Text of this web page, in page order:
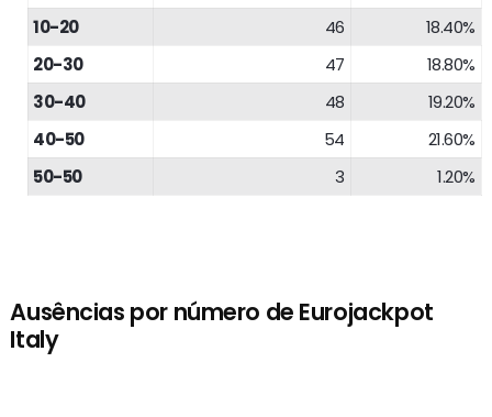
10-20
46
18.40%
20-30
47
18.80%
30-40
48
19.20%
40-50
54
21.60%
50-50
3 1.20%
Ausências por número de Eurojackpot
Italy